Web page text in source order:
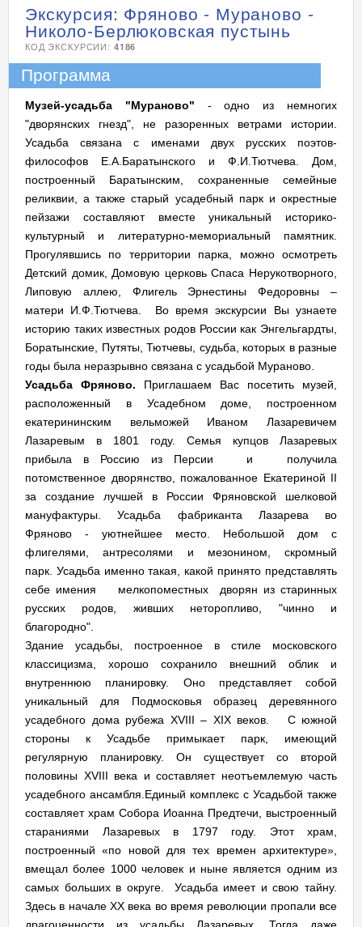
Экскурсия: Фряново - Мураново -
Николо-Берлюковская пустынь
КОД ЭКСКУРСИИ: 4186
Программа
Музей-усадьба "Мураново" - одно из немногих
"дворянских гнезд", не разоренных ветрами истории.
Усадьба связана с именами двух русских поэтов-
философов Е.А.Баратынского и Ф.И.Тютчева. Дом,
построенный Баратынским, сохраненные семейные
реликвии, а также старый усадебный парк и окрестные
пейзажи составляют вместе уникальный историко-
культурный и литературно-мемориальный памятник.
Прогулявшись по территории парка, можно осмотреть
Детский домик, Домовую церковь Спаса Нерукотворного,
Липовую аллею, Флигель Эрнестины Федоровны –
матери И.Ф.Тютчева. Во время экскурсии Вы узнаете
историю таких известных родов России как Энгельгардты,
Боратынские, Путяты, Тютчевы, судьба, которых в разные
годы была неразрывно связана с усадьбой Мураново.
Усадьба Фряново. Приглашаем Вас посетить музей,
расположенный в Усадебном доме, построенном
екатерининским вельможей Иваном Лазаревичем
Лазаревым в 1801 году. Семья купцов Лазаревых
прибыла в Россию из Персии и получила
потомственное дворянство, пожалованное Екатериной II
за создание лучшей в России Фряновской шелковой
мануфактуры. Усадьба фабриканта Лазарева во
Фряново - уютнейшее место. Небольшой дом с
флигелями, антресолями и мезонином, скромный
парк. Усадьба именно такая, какой принято представлять
себе имения мелкопоместных дворян из старинных
русских родов, живших неторопливо, "чинно и
благородно".
Здание усадьбы, построенное в стиле московского
классицизма, хорошо сохранило внешний облик и
внутреннюю планировку. Оно представляет собой
уникальный для Подмосковья образец деревянного
усадебного дома рубежа XVIII – XIX веков. С южной
стороны к Усадьбе примыкает парк, имеющий
регулярную планировку. Он существует со второй
половины XVIII века и составляет неотъемлемую часть
усадебного ансамбля.Единый комплекс с Усадьбой также
составляет храм Собора Иоанна Предтечи, выстроенный
стараниями Лазаревых в 1797 году. Этот храм,
построенный «по новой для тех времен архитектуре»,
вмещал более 1000 человек и ныне является одним из
самых больших в округе. Усадьба имеет и свою тайну.
Здесь в начале XX века во время революции пропали все